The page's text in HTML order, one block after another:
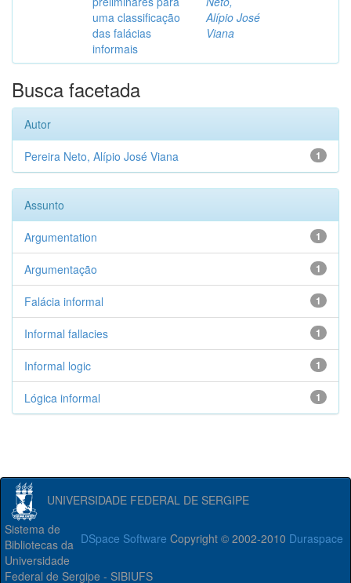
uma classificação
das falácias
informais
Alípio José
Viana
Busca facetada
Autor
1
Pereira Neto, Alípio José Viana
Assunto
1
Argumentation
1
Argumentação
1
Falácia informal
1
Informal fallacies
1
Informal logic
1
Lógica informal
UNIVERSIDADE FEDERAL DE SERGIPE
DSpace Software Copyright © 2002-2010 Duraspace
Sistema de
Bibliotecas da
Universidade
Federal de Sergipe - SIBIUFS